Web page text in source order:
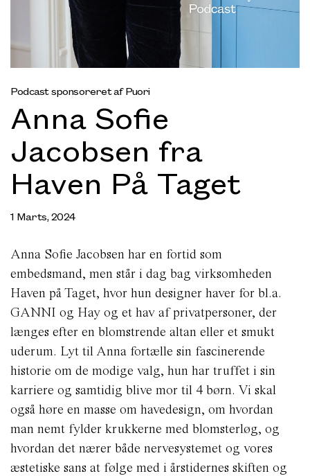
Podcast sponsoreret af Puori
Anna Sofie
Jacobsen fra
Haven På Taget
1 Marts, 2024
Anna Sofie Jacobsen har en fortid som
embedsmand, men står i dag bag virksomheden
Haven på Taget, hvor hun designer haver for bl.a.
GANNI og Hay og et hav af privatpersoner, der
længes efter en blomstrende altan eller et smukt
uderum. Lyt til Anna fortælle sin fascinerende
historie om de modige valg, hun har truffet i sin
karriere og samtidig blive mor til 4 børn. Vi skal
også høre en masse om havedesign, om hvordan
man nemt fylder krukkerne med blomsterløg, og
hvordan det nærer både nervesystemet og vores
æstetiske sans at følge med i årstidernes skiften og